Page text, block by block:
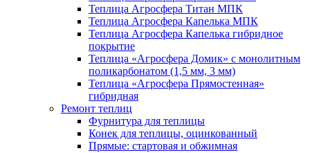
Теплица Агросфера Титан МПК
Теплица Агросфера Капелька МПК
Теплица Агросфера Капелька гибридное
покрытие
Теплица «Агросфера Домик» с монолитным
поликарбонатом (1,5 мм, 3 мм)
Теплица «Агросфера Прямостенная»
гибридная
Ремонт теплиц
Фурнитура для теплицы
Конек для теплицы, оцинкованный
Прямые: стартовая и обжимная